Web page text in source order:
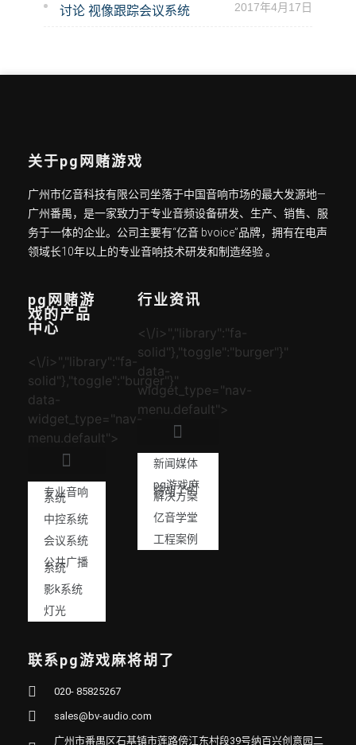
讨论 视像跟踪会议系统 2017年4月17日
关于pg网赌游戏
广州市亿音科技有限公司坐落于中国音响市场的最大发源地—
广州番禺，是一家致力于专业音频设备研发、生产、销售、服
务于一体的企业。公司主要有“亿音 bvoice”品牌，拥有在电声
领域长10年以上的专业音响技术研发和制造经验 。
pg网赌游
戏的产品
中心
<\/i>","library":"fa-
solid"},"toggle":"burger"}"
data-
widget_type="nav-
menu.default">
专业音响
系统
中控系统
会议系统
公共广播
系统
影k系统
灯光
行业资讯
<\/i>","library":"fa-
solid"},"toggle":"burger"}"
data-
widget_type="nav-
menu.default">
新闻媒体
pg游戏麻
将胡了的
解决方案
亿音学堂
工程案例
联系pg游戏麻将胡了
020- 85825267
sales@bv-audio.com
广州市番禺区石基镇市莲路傍江东村段39号纳百兴创意园二